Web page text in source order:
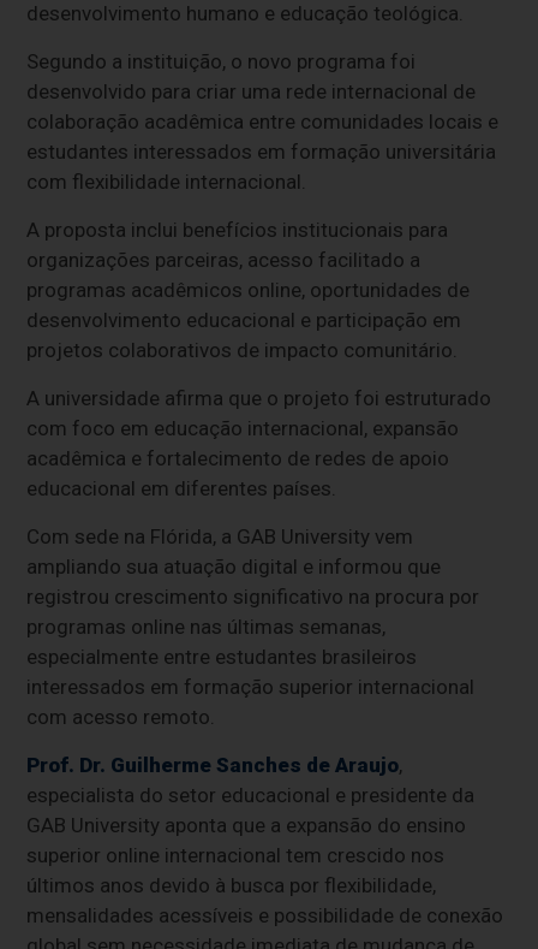
desenvolvimento humano e educação teológica.
Segundo a instituição, o novo programa foi
desenvolvido para criar uma rede internacional de
colaboração acadêmica entre comunidades locais e
estudantes interessados em formação universitária
com flexibilidade internacional.
A proposta inclui benefícios institucionais para
organizações parceiras, acesso facilitado a
programas acadêmicos online, oportunidades de
desenvolvimento educacional e participação em
projetos colaborativos de impacto comunitário.
A universidade afirma que o projeto foi estruturado
com foco em educação internacional, expansão
acadêmica e fortalecimento de redes de apoio
educacional em diferentes países.
Com sede na Flórida, a GAB University vem
ampliando sua atuação digital e informou que
registrou crescimento significativo na procura por
programas online nas últimas semanas,
especialmente entre estudantes brasileiros
interessados em formação superior internacional
com acesso remoto.
Prof. Dr. Guilherme Sanches de Araujo,
especialista do setor educacional e presidente da
GAB University aponta que a expansão do ensino
superior online internacional tem crescido nos
últimos anos devido à busca por flexibilidade,
mensalidades acessíveis e possibilidade de conexão